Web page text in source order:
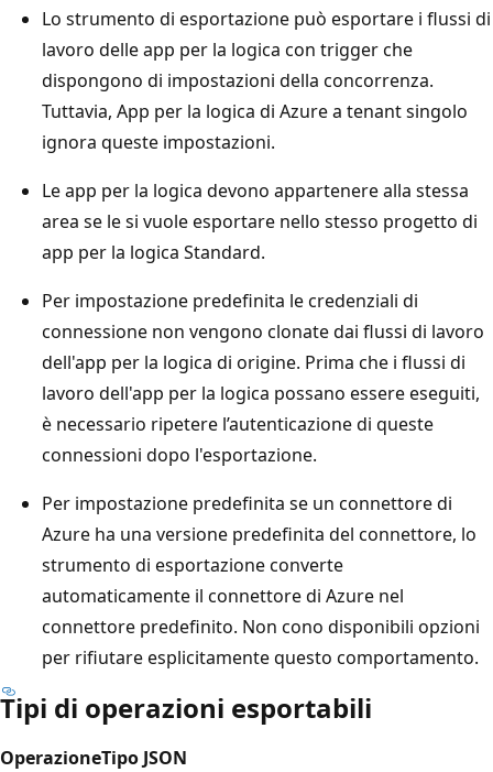
Lo strumento di esportazione può esportare i flussi di
lavoro delle app per la logica con trigger che
dispongono di impostazioni della concorrenza.
Tuttavia, App per la logica di Azure a tenant singolo
ignora queste impostazioni.
Le app per la logica devono appartenere alla stessa
area se le si vuole esportare nello stesso progetto di
app per la logica Standard.
Per impostazione predefinita le credenziali di
connessione non vengono clonate dai flussi di lavoro
dell'app per la logica di origine. Prima che i flussi di
lavoro dell'app per la logica possano essere eseguiti,
è necessario ripetere l’autenticazione di queste
connessioni dopo l'esportazione.
Per impostazione predefinita se un connettore di
Azure ha una versione predefinita del connettore, lo
strumento di esportazione converte
automaticamente il connettore di Azure nel
connettore predefinito. Non cono disponibili opzioni
per rifiutare esplicitamente questo comportamento.
Tipi di operazioni esportabili
OperazioneTipo JSON